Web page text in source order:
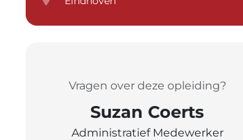
Vragen over deze opleiding?
Suzan Coerts
Administratief Medewerker